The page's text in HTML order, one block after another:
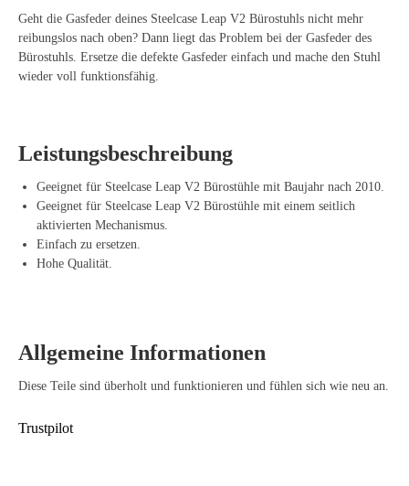
Geht die Gasfeder deines Steelcase Leap V2 Bürostuhls nicht mehr
reibungslos nach oben? Dann liegt das Problem bei der Gasfeder des
Bürostuhls. Ersetze die defekte Gasfeder einfach und mache den Stuhl
wieder voll funktionsfähig.
Leistungsbeschreibung
Geeignet für Steelcase Leap V2 Bürostühle mit Baujahr nach 2010.
Geeignet für Steelcase Leap V2 Bürostühle mit einem seitlich
aktivierten Mechanismus.
Einfach zu ersetzen.
Hohe Qualität.
Allgemeine Informationen
Diese Teile sind überholt und funktionieren und fühlen sich wie neu an.
Trustpilot